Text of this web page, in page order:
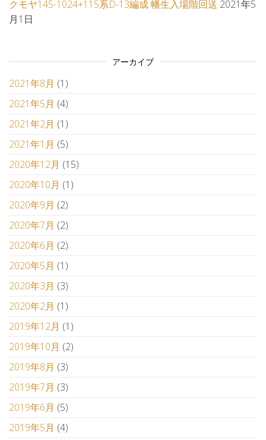
クモヤ145-1024+115系D-13編成 幡生入場階回送 2021年5
月1日
アーカイブ
2021年8月 (1)
2021年5月 (4)
2021年2月 (1)
2021年1月 (5)
2020年12月 (15)
2020年10月 (1)
2020年9月 (2)
2020年7月 (2)
2020年6月 (2)
2020年5月 (1)
2020年3月 (3)
2020年2月 (1)
2019年12月 (1)
2019年10月 (2)
2019年8月 (3)
2019年7月 (3)
2019年6月 (5)
2019年5月 (4)